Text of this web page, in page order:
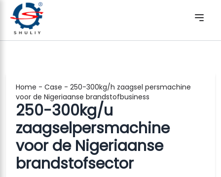
Home - Case - 250-300kg/h zaagsel persmachine
voor de Nigeriaanse brandstofbusiness
250-300kg/u
zaagselpersmachine
voor de Nigeriaanse
brandstofsector